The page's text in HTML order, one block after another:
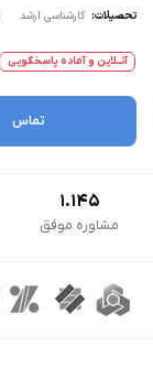
تحصیلات: کارشناسی ارشد
آنــلاین و آماده پاسخگویی
تماس
1.145
مشاوره موفق